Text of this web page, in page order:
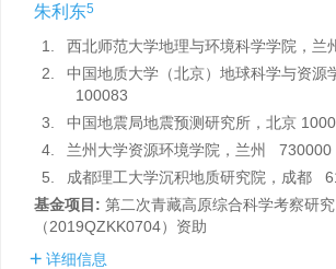
朱利东5
1.
西北师范大学地理与环境科学学院，
2.
中国地质大学（北京）地球科学与资源
100083
3.
中国地震局地震预测研究所，北京
4.
兰州大学资源环境学院，兰州 730000
5.
成都理工大学沉积地质研究院，成都
基金项目: 第二次青藏高原综合科学考察研究
（2019QZKK0704）资助
详细信息